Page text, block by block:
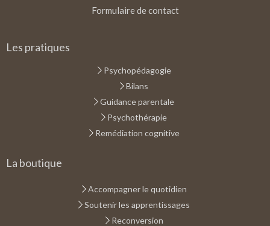
Formulaire de contact
Les pratiques
Psychopédagogie
Bilans
Guidance parentale
Psychothérapie
Remédiation cognitive
La boutique
Accompagner le quotidien
Soutenir les apprentissages
Reconversion